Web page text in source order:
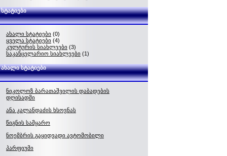
სტატიები
ახალი სტატიები (0)
ყველა სტატიები (4)
კულტურის სიახლეები (3)
საკანცელარიო სიახლეები (1)
ახალი სტატიები
ნიკოლოზ ბარათაშვილის დაბადების
დღისადმი
ანა კალანდაძის ხსოვნას
წიგნის სამყარო
ნოემბრის გაყიდვადი ავტომობილი
პარფიუმი